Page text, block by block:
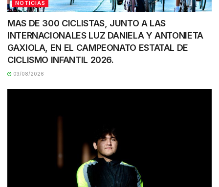
NOTICIAS
MAS DE 300 CICLISTAS, JUNTO A LAS
INTERNACIONALES LUZ DANIELA Y ANTONIETA
GAXIOLA, EN EL CAMPEONATO ESTATAL DE
CICLISMO INFANTIL 2026.
03/08/2026